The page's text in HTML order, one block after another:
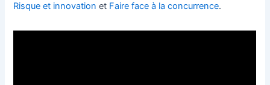
Risque et innovation et Faire face à la concurrence.